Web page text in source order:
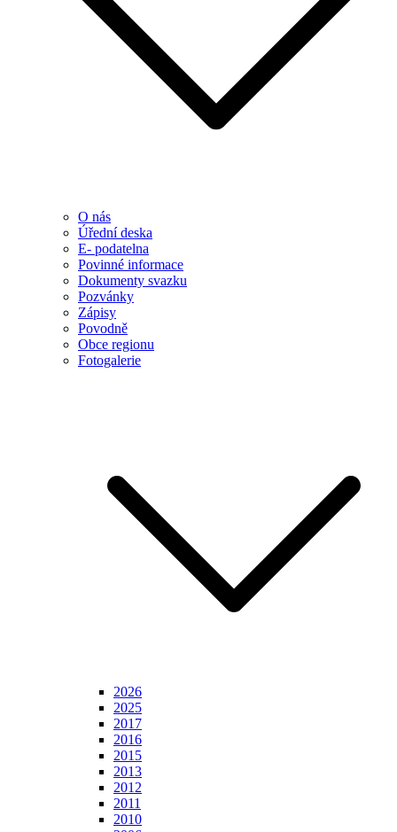
O nás
Úřední deska
E- podatelna
Povinné informace
Dokumenty svazku
Pozvánky
Zápisy
Povodně
Obce regionu
Fotogalerie
2026
2025
2017
2016
2015
2013
2012
2011
2010